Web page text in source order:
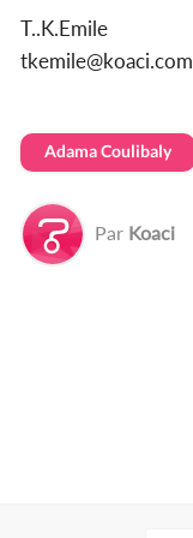
T..K.Emile
tkemile@koaci.com
Adama Coulibaly
Par Koaci